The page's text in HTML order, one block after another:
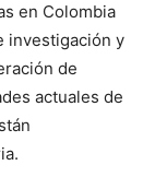
en Colombia
investigación y
de
actuales de